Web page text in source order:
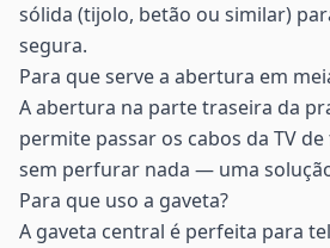
sólida (tijolo, betão ou similar)
segura.
Para que serve a abertura em
A abertura na parte traseira da
permite passar os cabos da TV
sem perfurar nada — uma
Para que uso a gaveta?
A gaveta central é perfeita para